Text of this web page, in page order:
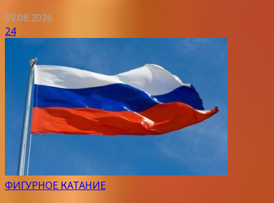
09.08.2026
24
ФИГУРНОЕ КАТАНИЕ